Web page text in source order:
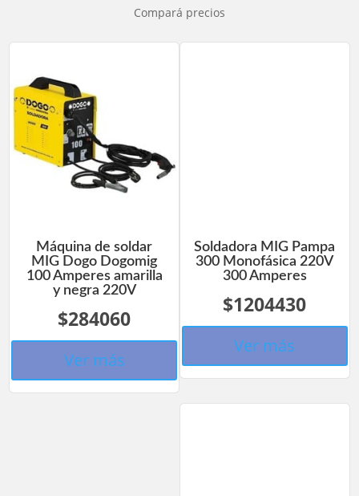
Compará precios
Máquina de soldar
MIG Dogo Dogomig
100 Amperes amarilla
y negra 220V
$284060
Ver más
Soldadora MIG Pampa
300 Monofásica 220V
300 Amperes
$1204430
Ver más